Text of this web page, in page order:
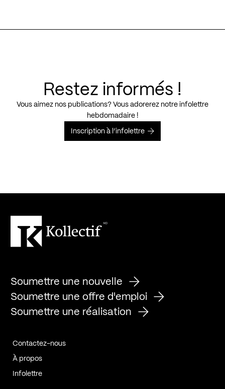
Restez informés !
Vous aimez nos publications? Vous adorerez notre infolettre
hebdomadaire !
Inscription à l’infolettre
Soumettre une nouvelle
Soumettre une offre d'emploi
Soumettre une réalisation
Contactez-nous
À propos
Infolettre